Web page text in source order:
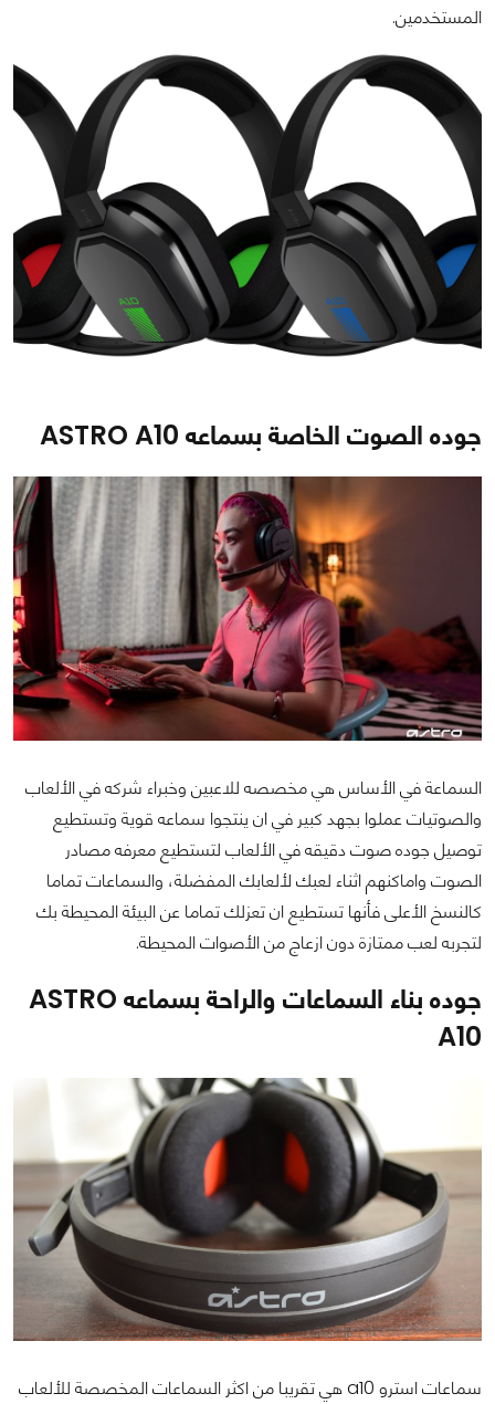
المستخدمين.
جوده الصوت الخاصة بسماعه ASTRO A10
السماعة في الأساس هي مخصصه للاعبين وخبراء شركه في الألعاب
والصوتيات عملوا بجهد كبير في ان ينتجوا سماعه قوية وتستطيع
توصيل جوده صوت دقيقه في الألعاب لتستطيع معرفه مصادر
الصوت واماكنهم اثناء لعبك لألعابك المفضلة، والسماعات تماما
كالنسخ الأعلى فأنها تستطيع ان تعزلك تماما عن البيئة المحيطة بك
لتجربه لعب ممتازة دون ازعاج من الأصوات المحيطة.
جوده بناء السماعات والراحة بسماعه ASTRO
A10
سماعات استرو a10 هي تقريبا من اكثر السماعات المخصصة للألعاب